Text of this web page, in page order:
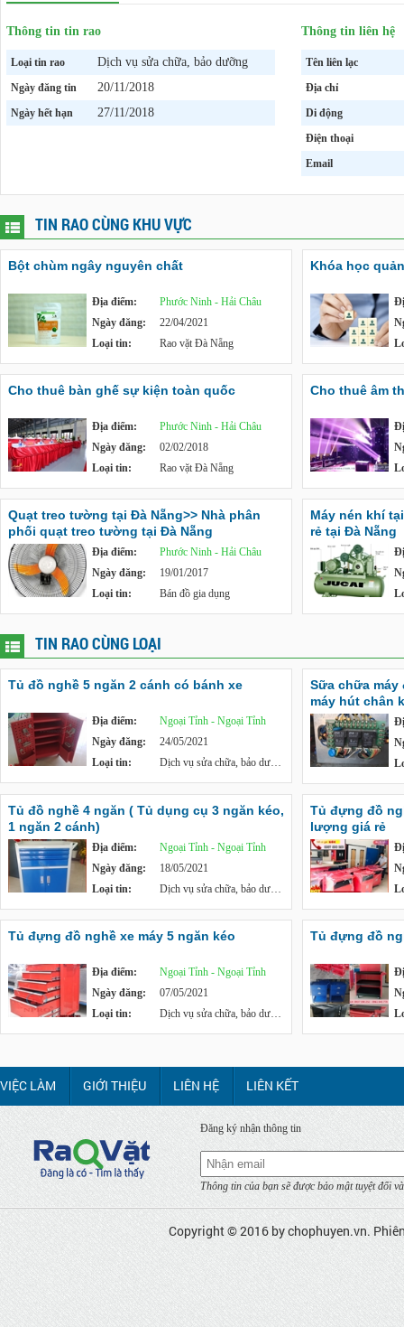
Thông tin tin rao
Loại tin rao Dịch vụ sửa chữa, bảo dưỡng
Ngày đăng tin 20/11/2018
Ngày hết hạn 27/11/2018
Thông tin liên hệ
Tên liên lạc
Địa chỉ
Di động
Điện thoại
Email
TIN RAO CÙNG KHU VỰC
Bột chùm ngây nguyên chất
Địa điểm:
Phước Ninh - Hải Châu
Ngày đăng:
22/04/2021
Loại tin:
Rao vặt Đà Nẵng
Khóa học
Cho thuê bàn ghế sự kiện toàn quốc
Địa điểm:
Phước Ninh - Hải Châu
Ngày đăng:
02/02/2018
Loại tin:
Rao vặt Đà Nẵng
Cho thuê âm
Quạt treo tường tại Đà Nẵng>> Nhà phân
phối quạt treo tường tại Đà Nẵng
Địa điểm:
Phước Ninh - Hải Châu
Ngày đăng:
19/01/2017
Loại tin:
Bán đồ gia dụng
Máy nén khí
rẻ tại Đà Nẵng
TIN RAO CÙNG LOẠI
Tủ đồ nghề 5 ngăn 2 cánh có bánh xe
Địa điểm:
Ngoại Tỉnh - Ngoại Tỉnh
Ngày đăng:
24/05/2021
Loại tin:
Dịch vụ sửa chữa, bảo dưỡng
Sữa chữa máy
máy hút chân
Tủ đồ nghề 4 ngăn ( Tủ dụng cụ 3 ngăn kéo,
1 ngăn 2 cánh)
Địa điểm:
Ngoại Tỉnh - Ngoại Tỉnh
Ngày đăng:
18/05/2021
Loại tin:
Dịch vụ sửa chữa, bảo dưỡng
Tủ đựng đồ
lượng giá rẻ
Tủ đựng đồ nghề xe máy 5 ngăn kéo
Địa điểm:
Ngoại Tỉnh - Ngoại Tỉnh
Ngày đăng:
07/05/2021
Loại tin:
Dịch vụ sửa chữa, bảo dưỡng
Tủ đựng đồ
VIỆC LÀM GIỚI THIỆU LIÊN HỆ LIÊN KẾT
Đăng ký nhận thông tin
Thông tin của bạn sẽ được bảo mật tuyệt đối
Copyright © 2016 bychophuyen.vn.